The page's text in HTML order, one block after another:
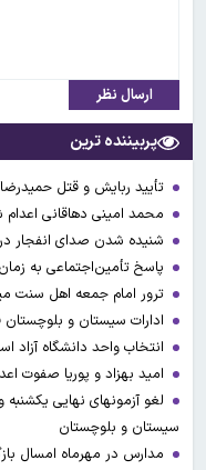
ارسال نظر
پربیننده ترین
تأیید ربایش و قتل
محمد امینی دهاقانی
شنیده شدن صدای انفجار
پاسخ تأمین‌اجتماعی به
ترور امام جمعه اهل سنت
ادارات سیستان و
انتخاب واحد دانشگاه آزاد اسلامی از ۲۴
امید بهزاد و پوریا صفوت
لغو آزمونهای نهایی
سیستان و بلوچستان
مدارس در مهرماه امسال